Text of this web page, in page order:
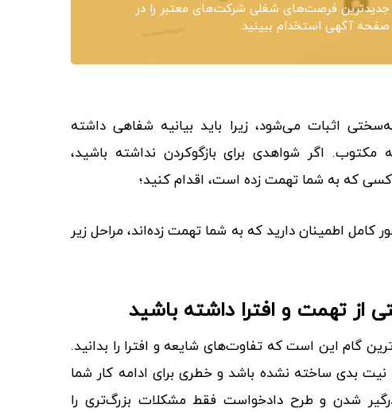
جدیدترین فرصت‌های شغلی شرکت‌های معتبر را در
صفحه آگهی استخدام ببینید.
اثبات می‌شود، زیرا باید بیانیه شفاهی داشته
مکتوب. اگر شواهدی برای بازگوکردن نداشته باشید،
کسی که به شما تهمت زده است، اقدام کنید؛
کامل اطمینان دارید که به شما تهمت ‌زده‌اند، مراحل زیر
گام این است که تفاوت‌های شایعه و افترا را بدانید.
نیت بدی ساخته نشده باشد و خطری برای ادامه کار شما
شدن و طرح دادخواست فقط مشکلات بزرگ‌تری را